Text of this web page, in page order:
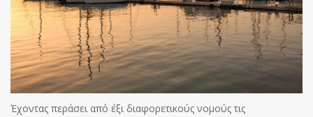
Έχοντας περάσει από έξι διαφορετικούς νομούς τις